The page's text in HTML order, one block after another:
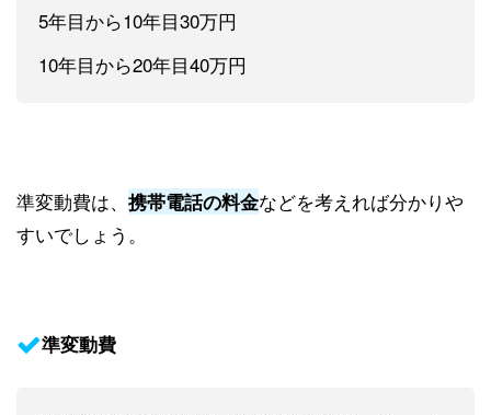
5年目から10年目30万円
10年目から20年目40万円
準変動費は、 携帯電話の料金などを考えれば分かりや
すいでしょう。
準変動費